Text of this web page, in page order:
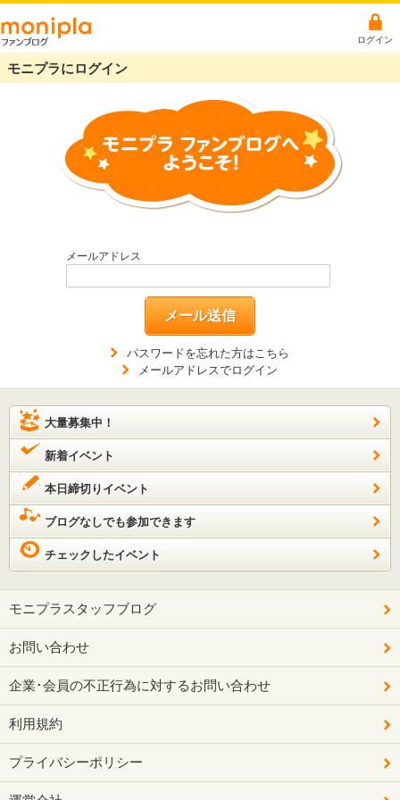
ログイン
モニプラにログイン
メールアドレス
メール送信
パスワードを忘れた方はこちら
メールアドレスでログイン
大量募集中！
新着イベント
本日締切りイベント
ブログなしでも参加できます
チェックしたイベント
モニプラスタッフブログ
お問い合わせ
企業･会員の不正行為に対するお問い合わせ
利用規約
プライバシーポリシー